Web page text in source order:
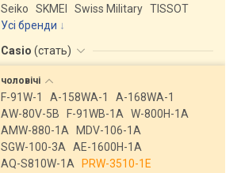
Seiko
SKMEI Swiss Military TISSOT
Усі бренди
Casio (стать)
чоловічі
F-91W-1 A-158WA-1
A-168WA-1
AW-80V-5B
F-91WB-1A
W-800H-1A
AMW-880-1A
MDV-106-1A
SGW-100-3A
AE-1600H-1A
AQ-S810W-1A
PRW-3510-1E